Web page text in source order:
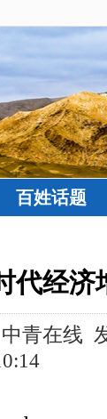
百姓话题
代经济
青在线